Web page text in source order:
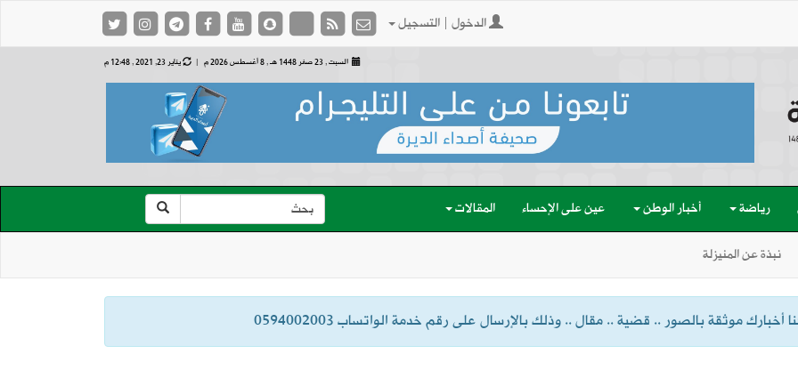
الدخول | التسجيل
السبت , 23 صفر 1448 هـ , 8 أغسطس 2026 م | يناير 23, 2021 , 12:48 م
رياضة أخبار الوطن عين على الإحساء المقالات
نبذة عن المنيزلة
موثقة بالصور .. قضية .. مقال .. وذلك بالإرسال على رقم خدمة الواتساب 0594002003